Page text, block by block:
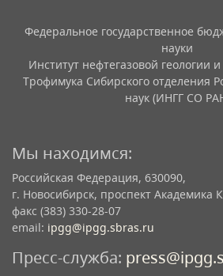
Федеральное государственное
науки
Институт нефтегазовой геологии
Трофимука Сибирского отделения
наук (ИНГГ СО
Мы находимся:
Российская Федерация, 630090,
г. Новосибирск, проспект Академика
факс (383) 330-28-07
email: ipgg@ipgg.sbras.ru
Пресс-служба: